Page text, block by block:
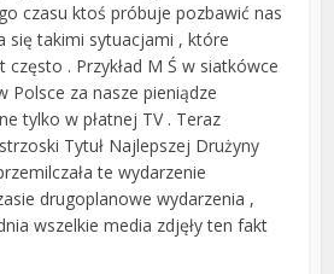
czasu ktoś próbuje pozbawić nas
się takimi sytuacjami , które
. Przykład M Ś w siatkówce
Polsce za nasze pieniądze
tylko w płatnej TV . Teraz
Tytuł Najlepszej Drużyny
te wydarzenie
drugoplanowe wydarzenia ,
wszelkie media zdjęły ten fakt